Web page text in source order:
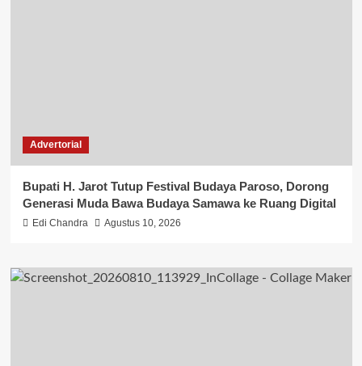
Advertorial
Bupati H. Jarot Tutup Festival Budaya Paroso, Dorong
Generasi Muda Bawa Budaya Samawa ke Ruang Digital
Edi Chandra Agustus 10, 2026